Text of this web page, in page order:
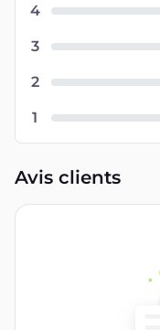
4
3
2
1
Avis clients